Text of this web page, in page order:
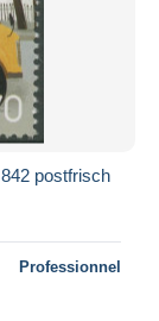
postfrisch
Professionnel